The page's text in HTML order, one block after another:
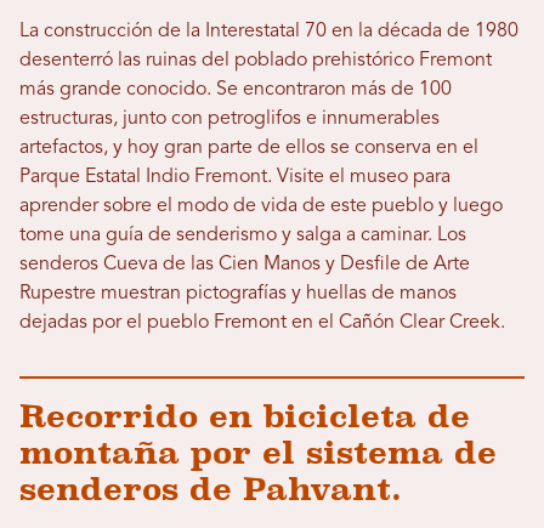
La construcción de la Interestatal 70 en la década de 1980
desenterró las ruinas del poblado prehistórico Fremont
más grande conocido. Se encontraron más de 100
estructuras, junto con petroglifos e innumerables
artefactos, y hoy gran parte de ellos se conserva en el
Parque Estatal Indio Fremont. Visite el museo para
aprender sobre el modo de vida de este pueblo y luego
tome una guía de senderismo y salga a caminar. Los
senderos Cueva de las Cien Manos y Desfile de Arte
Rupestre muestran pictografías y huellas de manos
dejadas por el pueblo Fremont en el Cañón Clear Creek.
Recorrido en bicicleta de
montaña por el sistema de
senderos de Pahvant.